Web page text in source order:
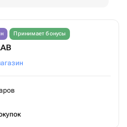
Принимает бонусы